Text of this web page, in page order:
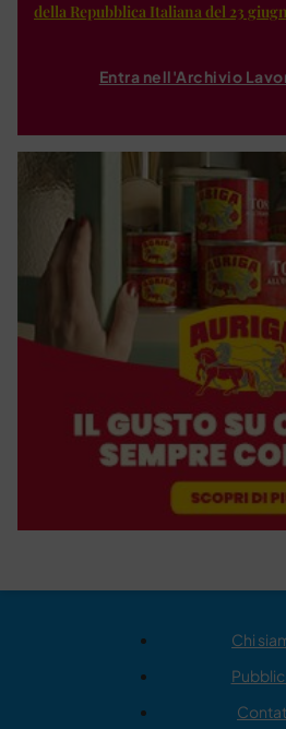
della Repubblica Italiana del 23
Entra nell'Archivio
Chi